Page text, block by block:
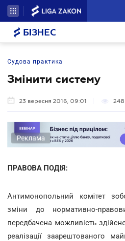
БІЗНЕС
Судова практика
Змінити систему
23 вересня 2016, 09:01 248
Реклама
ПРАВОВА ПОДІЯ:
Антимонопольний комітет
зміни до нормативно-
передбачена можливість
реалізації заарештованого